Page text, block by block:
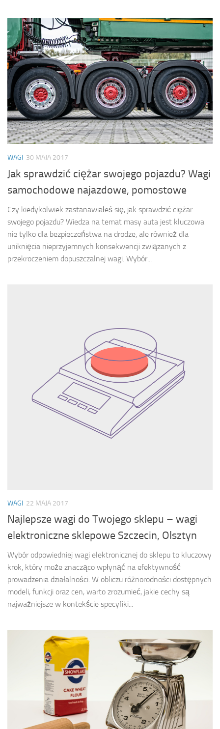
WAGI 30 MAJA 2017
Jak sprawdzić ciężar swojego pojazdu? Wagi
samochodowe najazdowe, pomostowe
Czy kiedykolwiek zastanawiałeś się, jak sprawdzić ciężar
swojego pojazdu? Wiedza na temat masy auta jest kluczowa
nie tylko dla bezpieczeństwa na drodze, ale również dla
uniknięcia nieprzyjemnych konsekwencji związanych z
przekroczeniem dopuszczalnej wagi. Wybór...
WAGI 22 MAJA 2017
Najlepsze wagi do Twojego sklepu – wagi
elektroniczne sklepowe Szczecin, Olsztyn
Wybór odpowiedniej wagi elektronicznej do sklepu to kluczowy
krok, który może znacząco wpłynąć na efektywność
prowadzenia działalności. W obliczu różnorodności dostępnych
modeli, funkcji oraz cen, warto zrozumieć, jakie cechy są
najważniejsze w kontekście specyfiki...